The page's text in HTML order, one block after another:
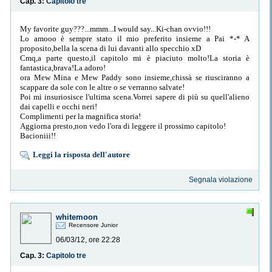
My favorite guy???...mmm...I would say...Ki-chan ovvio!!!
Lo amooo è sempre stato il mio preferito insieme a Pai *-* A
proposito,bella la scena di lui davanti allo specchio xD
Cmq,a parte questo,il capitolo mi è piaciuto molto!La storia è
fantastica,brava!La adoro!
ora Mew Mina e Mew Paddy sono insieme,chissà se riusciranno a
scappare da sole con le altre o se verranno salvate!
Poi mi insuriosisce l'ultima scena.Vorrei sapere di più su quell'alieno
dai capelli e occhi neri!
Complimenti per la magnifica storia!
Aggiorna presto,non vedo l'ora di leggere il prossimo capitolo!
Bacioniii!!
Leggi la risposta dell'autore
Segnala violazione
whitemoon
Recensore Junior
06/03/12, ore 22:28
Cap. 3: Capitolo tre